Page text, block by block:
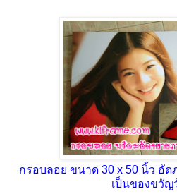
กรอบลอย ขนาด 30 x 50 นิ้ว อั
เป็นของขวัญ